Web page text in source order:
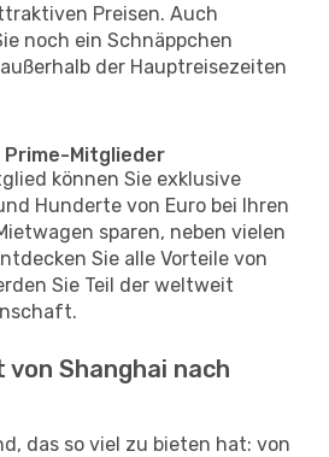
Preisen. Auch
noch ein Schnäppchen
der Hauptreisezeiten
Mitglieder
können Sie exklusive
Hunderte von Euro bei Ihren
sparen, neben vielen
Sie alle Vorteile von
Sie Teil der weltweit
Shanghai nach
das so viel zu bieten hat: von